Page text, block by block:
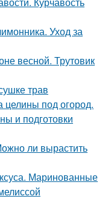
Уход за
весной. Трутовик
трав
целины под огород.
и подготовки
ли вырастить
Маринованные